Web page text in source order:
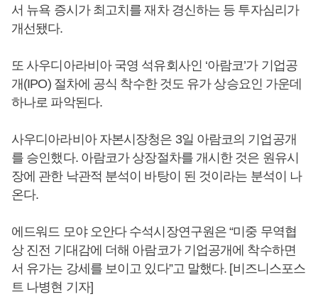
서 뉴욕 증시가 최고치를 재차 경신하는 등 투자심리가
개선됐다.
또 사우디아라비아 국영 석유회사인 ‘아람코’가 기업공
개(IPO) 절차에 공식 착수한 것도 유가 상승요인 가운데
하나로 파악된다.
사우디아라비아 자본시장청은 3일 아람코의 기업공개
를 승인했다. 아람코가 상장절차를 개시한 것은 원유시
장에 관한 낙관적 분석이 바탕이 된 것이라는 분석이 나
온다.
에드워드 모야 오안다 수석시장연구원은 “미중 무역협
상 진전 기대감에 더해 아람코가 기업공개에 착수하면
서 유가는 강세를 보이고 있다”고 말했다. [비즈니스포스
트 나병현 기자]